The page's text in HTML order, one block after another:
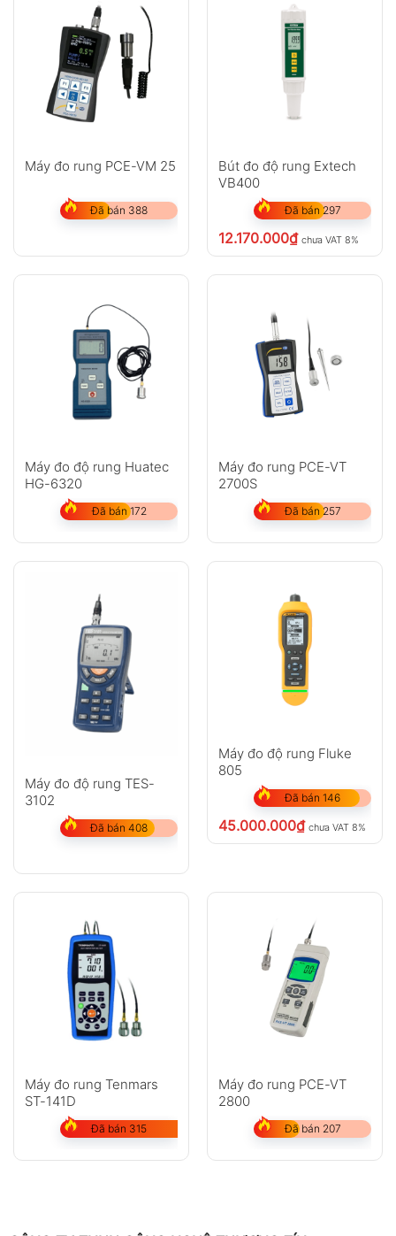
Máy đo rung PCE-VM 25
Đã bán 388
Bút đo độ rung Extech
VB400
Đã bán 297
12.170.000₫ chưa VAT 8%
Máy đo độ rung Huatec
HG-6320
Đã bán 172
Máy đo rung PCE-VT
2700S
Đã bán 257
Máy đo độ rung TES-
3102
Đã bán 408
Máy đo độ rung Fluke
805
Đã bán 146
45.000.000₫ chưa VAT 8%
Máy đo rung Tenmars
ST-141D
Đã bán 315
Máy đo rung PCE-VT
2800
Đã bán 207